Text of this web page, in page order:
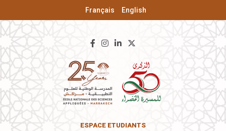
Français English
ENSA De
ESPACE ETUDIANTS